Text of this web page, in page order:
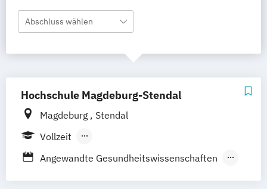
Abschluss wählen
Hochschule Magdeburg-Stendal
Magdeburg
Stendal
Vollzeit
Berufsbegleitendes Präsenzstudium
Angewandte Gesundheitswissenschaften